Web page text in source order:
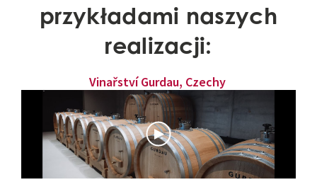
przykładami naszych
realizacji:
Vinařství Gurdau, Czechy